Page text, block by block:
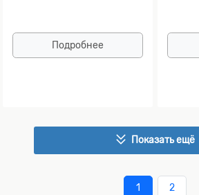
Подробнее
Показать ещё
1 2